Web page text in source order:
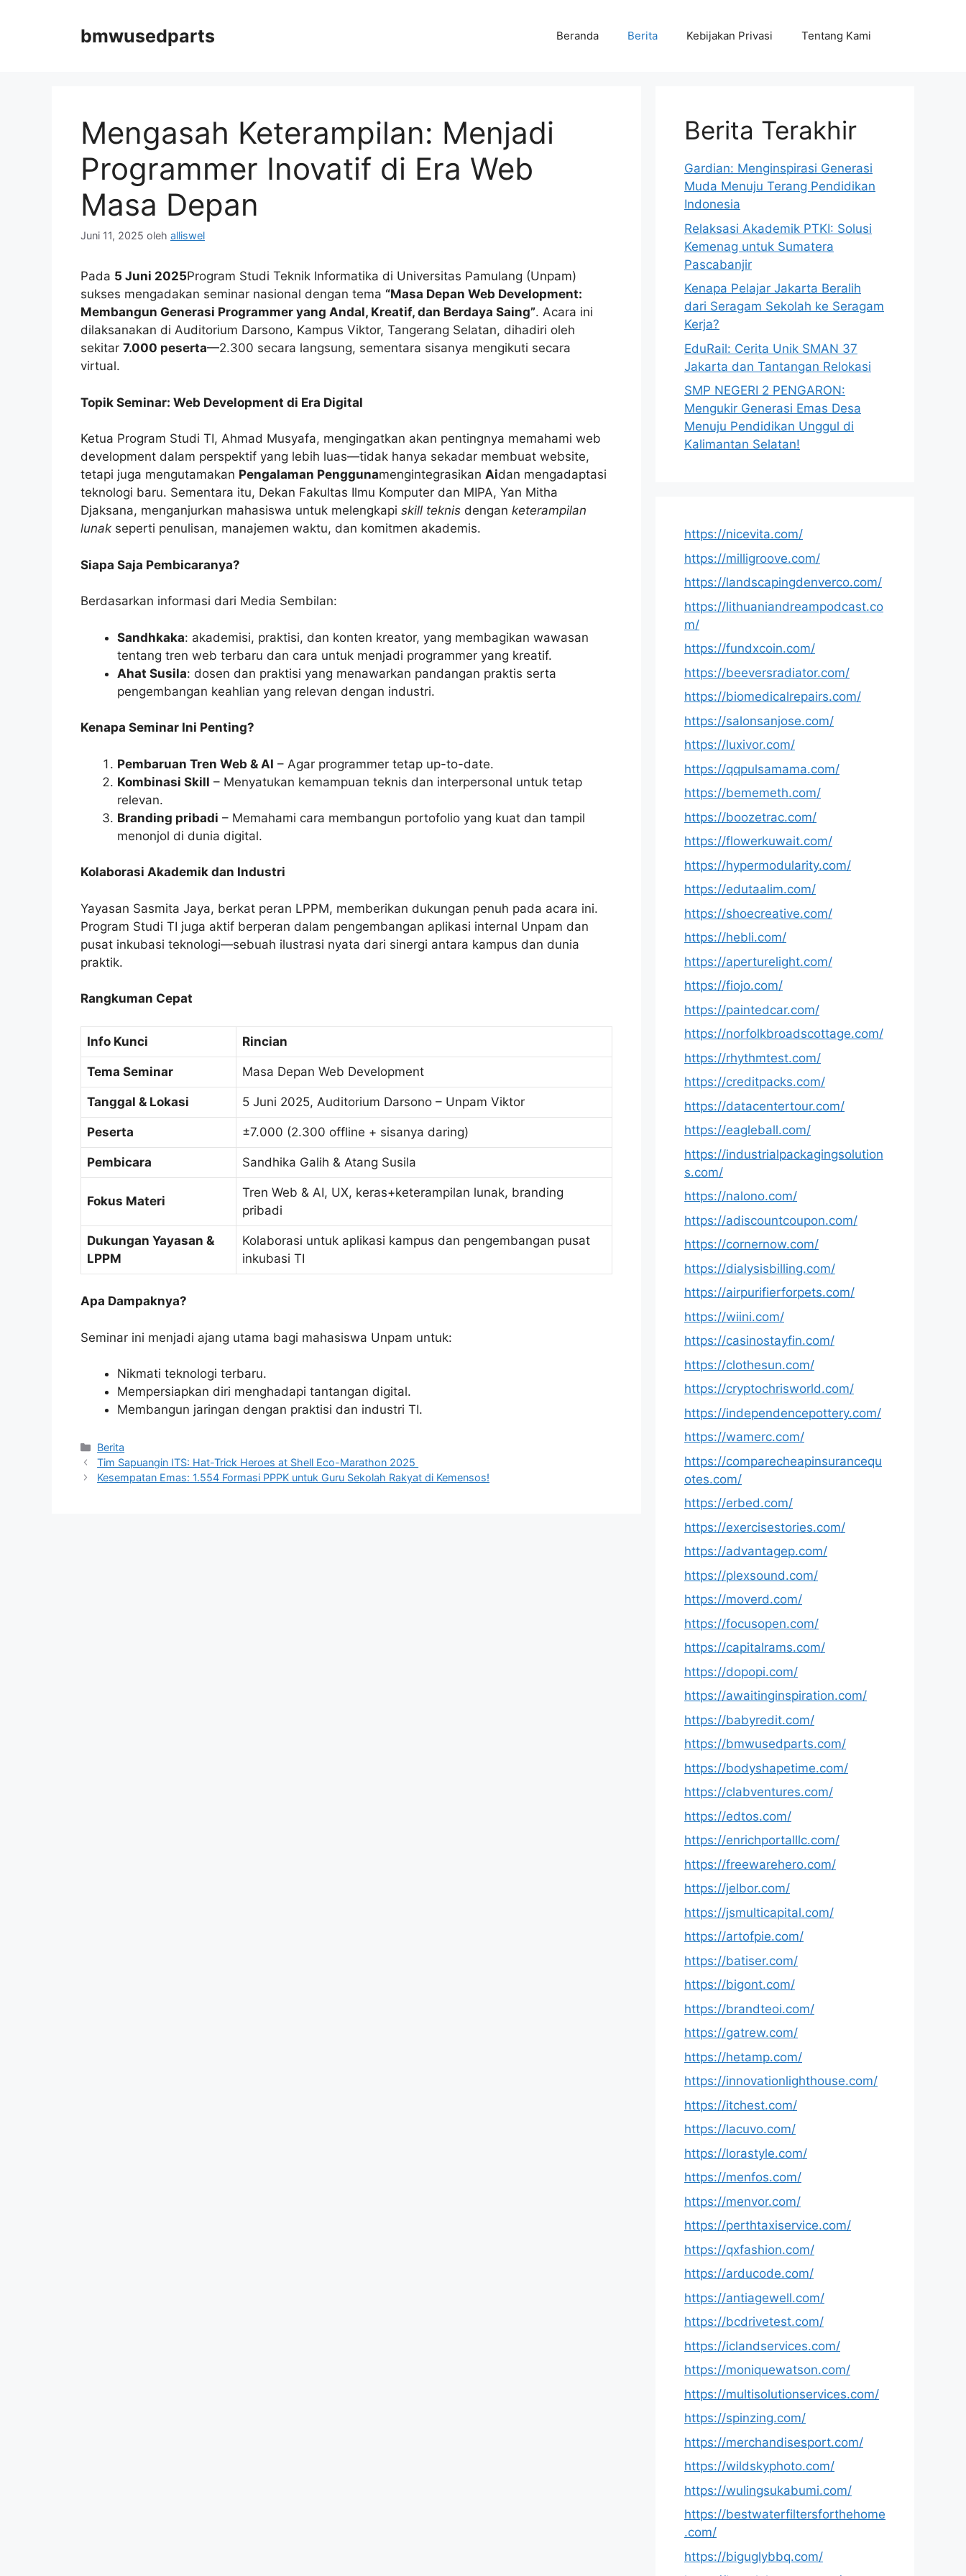
bmwusedparts Beranda Berita Kebijakan Privasi Tentang Kami
Mengasah Keterampilan: Menjadi
Programmer Inovatif di Era Web
Masa Depan
Juni 11, 2025 oleh alliswel
Pada 5 Juni 2025Program Studi Teknik Informatika di Universitas Pamulang (Unpam)
sukses mengadakan seminar nasional dengan tema “Masa Depan Web Development:
Membangun Generasi Programmer yang Andal, Kreatif, dan Berdaya Saing”. Acara ini
dilaksanakan di Auditorium Darsono, Kampus Viktor, Tangerang Selatan, dihadiri oleh
sekitar 7.000 peserta—2.300 secara langsung, sementara sisanya mengikuti secara
virtual.
Topik Seminar: Web Development di Era Digital
Ketua Program Studi TI, Ahmad Musyafa, mengingatkan akan pentingnya memahami web
development dalam perspektif yang lebih luas—tidak hanya sekadar membuat website,
tetapi juga mengutamakan Pengalaman Penggunamengintegrasikan Aidan mengadaptasi
teknologi baru. Sementara itu, Dekan Fakultas Ilmu Komputer dan MIPA, Yan Mitha
Djaksana, menganjurkan mahasiswa untuk melengkapi skill teknis dengan keterampilan
lunak seperti penulisan, manajemen waktu, dan komitmen akademis.
Siapa Saja Pembicaranya?
Berdasarkan informasi dari Media Sembilan:
Sandhkaka: akademisi, praktisi, dan konten kreator, yang membagikan wawasan
tentang tren web terbaru dan cara untuk menjadi programmer yang kreatif.
Ahat Susila: dosen dan praktisi yang menawarkan pandangan praktis serta
pengembangan keahlian yang relevan dengan industri.
Kenapa Seminar Ini Penting?
Pembaruan Tren Web & AI – Agar programmer tetap up-to-date.
Kombinasi Skill – Menyatukan kemampuan teknis dan interpersonal untuk tetap
relevan.
Branding pribadi – Memahami cara membangun portofolio yang kuat dan tampil
menonjol di dunia digital.
Kolaborasi Akademik dan Industri
Yayasan Sasmita Jaya, berkat peran LPPM, memberikan dukungan penuh pada acara ini.
Program Studi TI juga aktif berperan dalam pengembangan aplikasi internal Unpam dan
pusat inkubasi teknologi—sebuah ilustrasi nyata dari sinergi antara kampus dan dunia
praktik.
Rangkuman Cepat
Info Kunci Rincian
Tema Seminar Masa Depan Web Development
Tanggal & Lokasi 5 Juni 2025, Auditorium Darsono – Unpam Viktor
Peserta ±7.000 (2.300 offline + sisanya daring)
Pembicara Sandhika Galih & Atang Susila
Fokus Materi
Tren Web & AI, UX, keras+keterampilan lunak, branding
pribadi
Dukungan Yayasan &
LPPM
Kolaborasi untuk aplikasi kampus dan pengembangan pusat
inkubasi TI
Apa Dampaknya?
Seminar ini menjadi ajang utama bagi mahasiswa Unpam untuk:
Nikmati teknologi terbaru.
Mempersiapkan diri menghadapi tantangan digital.
Membangun jaringan dengan praktisi dan industri TI.
Kategori
Berita
Tim Sapuangin ITS: Hat-Trick Heroes at Shell Eco-Marathon 2025
Kesempatan Emas: 1.554 Formasi PPPK untuk Guru Sekolah Rakyat di Kemensos!
Berita Terakhir
Gardian: Menginspirasi Generasi
Muda Menuju Terang Pendidikan
Indonesia
Relaksasi Akademik PTKI: Solusi
Kemenag untuk Sumatera
Pascabanjir
Kenapa Pelajar Jakarta Beralih
dari Seragam Sekolah ke Seragam
Kerja?
EduRail: Cerita Unik SMAN 37
Jakarta dan Tantangan Relokasi
SMP NEGERI 2 PENGARON:
Mengukir Generasi Emas Desa
Menuju Pendidikan Unggul di
Kalimantan Selatan!
https://nicevita.com/
https://milligroove.com/
https://landscapingdenverco.com/
https://lithuaniandreampodcast.co
m/
https://fundxcoin.com/
https://beeversradiator.com/
https://biomedicalrepairs.com/
https://salonsanjose.com/
https://luxivor.com/
https://qqpulsamama.com/
https://bememeth.com/
https://boozetrac.com/
https://flowerkuwait.com/
https://hypermodularity.com/
https://edutaalim.com/
https://shoecreative.com/
https://hebli.com/
https://aperturelight.com/
https://fiojo.com/
https://paintedcar.com/
https://norfolkbroadscottage.com/
https://rhythmtest.com/
https://creditpacks.com/
https://datacentertour.com/
https://eagleball.com/
https://industrialpackagingsolution
s.com/
https://nalono.com/
https://adiscountcoupon.com/
https://cornernow.com/
https://dialysisbilling.com/
https://airpurifierforpets.com/
https://wiini.com/
https://casinostayfin.com/
https://clothesun.com/
https://cryptochrisworld.com/
https://independencepottery.com/
https://wamerc.com/
https://comparecheapinsurancequ
otes.com/
https://erbed.com/
https://exercisestories.com/
https://advantagep.com/
https://plexsound.com/
https://moverd.com/
https://focusopen.com/
https://capitalrams.com/
https://dopopi.com/
https://awaitinginspiration.com/
https://babyredit.com/
https://bmwusedparts.com/
https://bodyshapetime.com/
https://clabventures.com/
https://edtos.com/
https://enrichportalllc.com/
https://freewarehero.com/
https://jelbor.com/
https://jsmulticapital.com/
https://artofpie.com/
https://batiser.com/
https://bigont.com/
https://brandteoi.com/
https://gatrew.com/
https://hetamp.com/
https://innovationlighthouse.com/
https://itchest.com/
https://lacuvo.com/
https://lorastyle.com/
https://menfos.com/
https://menvor.com/
https://perthtaxiservice.com/
https://qxfashion.com/
https://arducode.com/
https://antiagewell.com/
https://bcdrivetest.com/
https://iclandservices.com/
https://moniquewatson.com/
https://multisolutionservices.com/
https://spinzing.com/
https://merchandisesport.com/
https://wildskyphoto.com/
https://wulingsukabumi.com/
https://bestwaterfiltersforthehome
.com/
https://biguglybbq.com/